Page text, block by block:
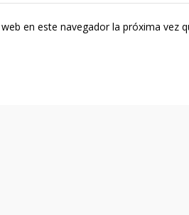
en este navegador la próxima vez